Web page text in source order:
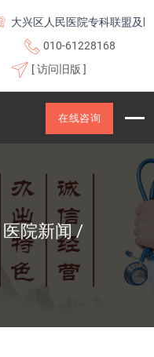
人民医院专科联盟及医联体
010-61228168
[ 访问旧版 ]
在线咨询
医院新闻